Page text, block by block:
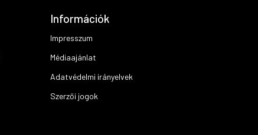
Információk
Impresszum
Médiaajánlat
Adatvédelmi irányelvek
Szerzői jogok